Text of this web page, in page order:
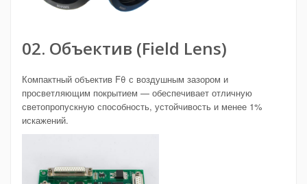
02. Объектив (Field Lens)
Компактный объектив Fθ с воздушным зазором и
просветляющим покрытием — обеспечивает отличную
светопропускную способность, устойчивость и менее 1%
искажений.